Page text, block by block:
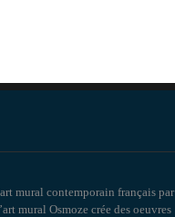
mural contemporain français par
mural Osmoze crée des oeuvres